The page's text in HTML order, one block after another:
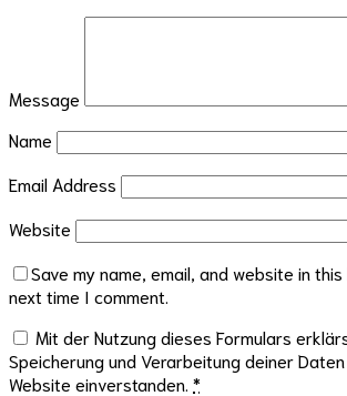
Message
Name
Email Address
Website
Save my name, email, and website in
next time I comment.
Mit der Nutzung dieses Formulars
Speicherung und Verarbeitung deiner
Website einverstanden. *